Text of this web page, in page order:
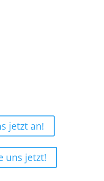
jetzt an!
uns jetzt!